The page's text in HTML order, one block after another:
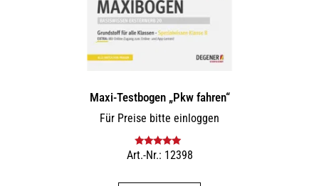
Maxi-Testbogen „Pkw fahren“
Für Preise bitte einloggen
Bewertet mit
Art.-Nr.: 12398